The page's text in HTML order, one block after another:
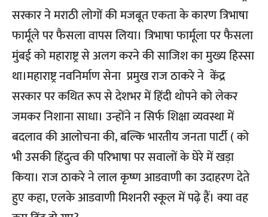
सरकार ने मराठी लोगों की मजबूत एकता के कारण त्रिभाषा
फार्मूले पर फैसला वापस लिया। त्रिभाषा फार्मूला पर फैसला
मुंबई को महाराष्ट्र से अलग करने की साजिश का मुख्य हिस्सा
था।महाराष्ट्र नवनिर्माण सेना प्रमुख राज ठाकरे ने केंद्र
सरकार पर कथित रूप से देशभर में हिंदी थोपने को लेकर
जमकर निशाना साधा। उन्होंने न सिर्फ शिक्षा व्यवस्था में
बदलाव की आलोचना की, बल्कि भारतीय जनता पार्टी ( को
भी उसकी हिंदुत्व की परिभाषा पर सवालों के घेरे में खड़ा
किया। राज ठाकरे ने लाल कृष्ण आडवाणी का उदाहरण देते
हुए कहा, एलके आडवाणी मिशनरी स्कूल में पढ़े हैं। क्या वह